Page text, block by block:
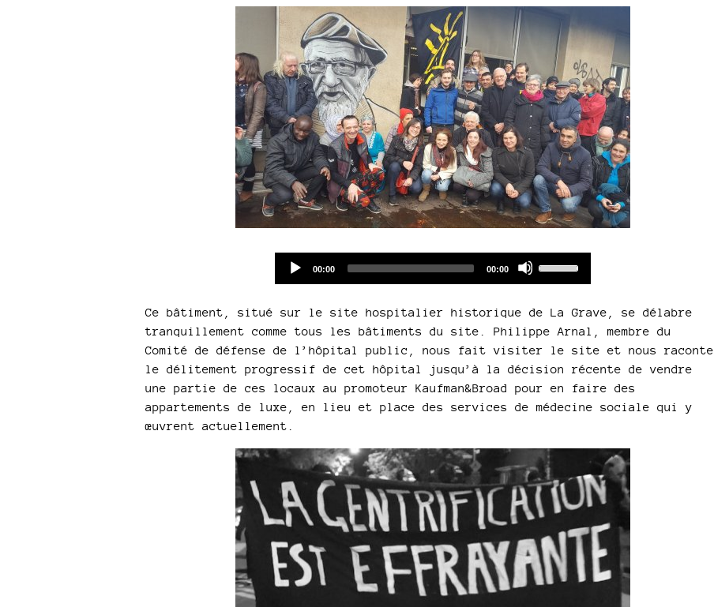
Current
00:00
Total
00:00
keys
to
increase
or
decrease
volume.
Ce bâtiment, situé sur le site hospitalier historique de La Grave, se délabre
tranquillement comme tous les bâtiments du site. Philippe Arnal, membre du
Comité de défense de l’hôpital public, nous fait visiter le site et nous raconte
le délitement progressif de cet hôpital jusqu’à la décision récente de vendre
une partie de ces locaux au promoteur Kaufman&Broad pour en faire des
appartements de luxe, en lieu et place des services de médecine sociale qui y
œuvrent actuellement.